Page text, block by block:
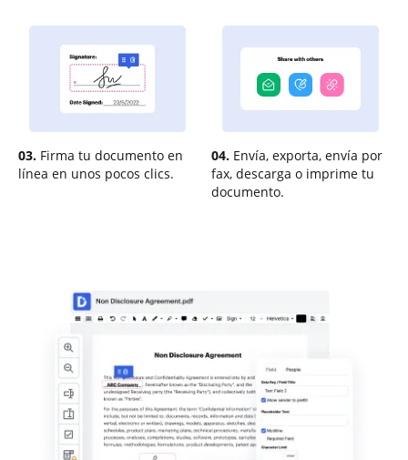
03. Firma tu documento en
línea en unos pocos clics.
04. Envía, exporta, envía por
fax, descarga o imprime tu
documento.